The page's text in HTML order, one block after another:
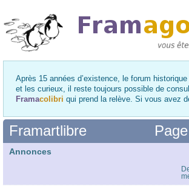
Après 15 années d’existence, le forum
et les curieux, il reste toujours possible de
Framacolibri qui prend la relève. Si vous avez
Page
Framartlibre
Annonces